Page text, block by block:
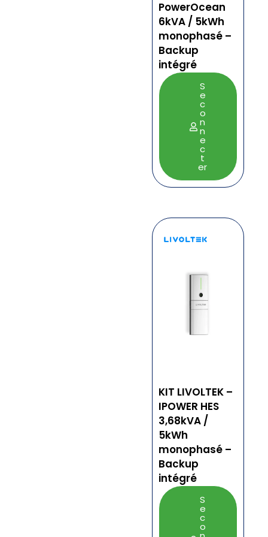
PowerOcean
6kVA / 5kWh
monophasé –
Backup
intégré
S
e
c
o
n
n
e
c
t
er
KIT LIVOLTEK –
IPOWER HES
3,68kVA /
5kWh
monophasé –
Backup
intégré
S
e
c
o